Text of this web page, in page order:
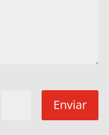
Enviar